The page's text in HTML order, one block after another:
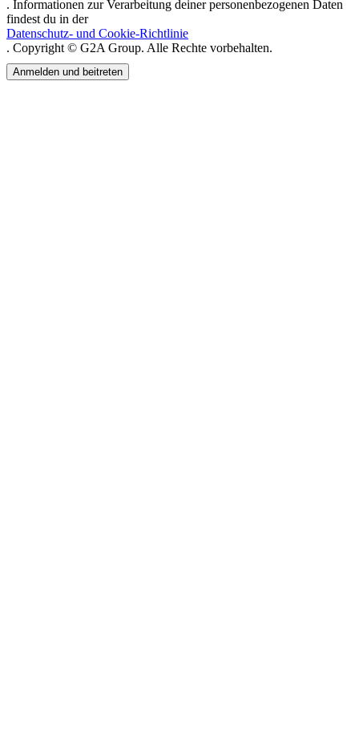
. Informationen zur Verarbeitung deiner personenbezogenen Daten
findest du in der
Datenschutz- und Cookie-Richtlinie
. Copyright © G2A Group. Alle Rechte vorbehalten.
Anmelden und beitreten